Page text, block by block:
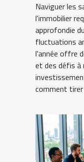
Naviguer les
l'immobilier
approfondie
fluctuations
l'année offre
et des défis à
comment tirer